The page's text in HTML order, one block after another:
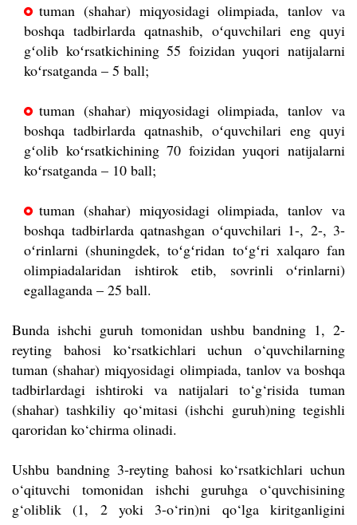
tuman (shahar) miqyosidagi olimpiada, tanlov va
boshqa tadbirlarda qatnashib, oʻquvchilari eng quyi
gʻolib koʻrsatkichining 55 foizidan yuqori natijalarni
koʻrsatganda – 5 ball;
tuman (shahar) miqyosidagi olimpiada, tanlov va
boshqa tadbirlarda qatnashib, oʻquvchilari eng quyi
gʻolib koʻrsatkichining 70 foizidan yuqori natijalarni
koʻrsatganda – 10 ball;
tuman (shahar) miqyosidagi olimpiada, tanlov va
boshqa tadbirlarda qatnashgan oʻquvchilari 1-, 2-, 3-
oʻrinlarni (shuningdek, toʻgʻridan toʻgʻri xalqaro fan
olimpiadalaridan ishtirok etib, sovrinli oʻrinlarni)
egallaganda – 25 ball.
Bunda ishchi guruh tomonidan ushbu bandning 1, 2-
reyting bahosi ko‘rsatkichlari uchun o‘quvchilarning
tuman (shahar) miqyosidagi olimpiada, tanlov va boshqa
tadbirlardagi ishtiroki va natijalari to‘g‘risida tuman
(shahar) tashkiliy qo‘mitasi (ishchi guruh)ning tegishli
qaroridan ko‘chirma olinadi.
Ushbu bandning 3-reyting bahosi ko‘rsatkichlari uchun
o‘qituvchi tomonidan ishchi guruhga o‘quvchisining
g‘oliblik (1, 2 yoki 3-o‘rin)ni qo‘lga kiritganligini